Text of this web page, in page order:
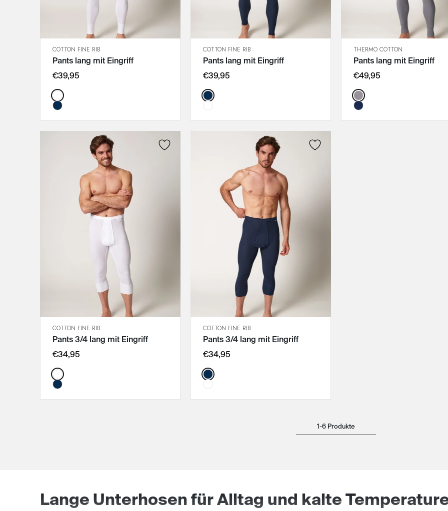
SCHNELLANSICHT
IN DEN WARENKORB
COTTON FINE RIB
Pants lang mit Eingriff
€39,95
Color:
SCHNELLANSICHT
IN DEN WARENKORB
COTTON FINE RIB
Pants lang mit Eingriff
€39,95
Color:
SCHNELLANSICHT
IN DEN WARENKORB
THERMO COTTON
Pants lang mit Eingriff
€49,95
Color:
SCHNELLANSICHT
IN DEN WARENKORB
COTTON FINE RIB
Pants 3/4 lang mit Eingriff
€34,95
Color:
SCHNELLANSICHT
IN DEN WARENKORB
COTTON FINE RIB
Pants 3/4 lang mit Eingriff
€34,95
Color:
1-6 Produkte
Lange Unterhosen für Alltag und kalte